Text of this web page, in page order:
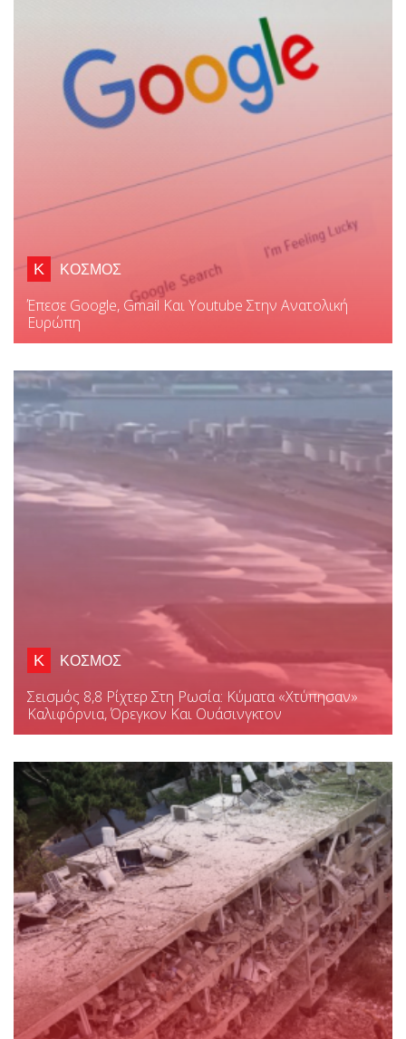
Κ ΚΟΣΜΟΣ
Έπεσε Google, Gmail Και Youtube Στην Ανατολική
Ευρώπη
Κ ΚΟΣΜΟΣ
Σεισμός 8,8 Ρίχτερ Στη Ρωσία: Κύματα «χτύπησαν»
Καλιφόρνια, Όρεγκον Και Ουάσινγκτον